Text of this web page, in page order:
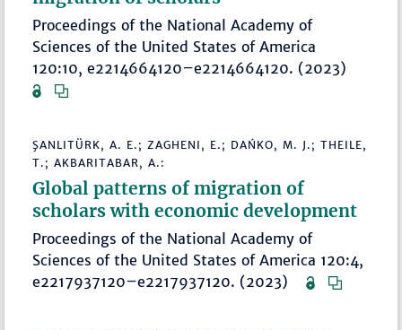
Proceedings of the National Academy of
Sciences of the United States of America
120:10, e2214664120–e2214664120. (2023)
ŞANLITÜRK, A. E.; ZAGHENI, E.; DAŃKO, M. J.; THEILE,
T.; AKBARITABAR, A.:
Global patterns of migration of
scholars with economic development
Proceedings of the National Academy of
Sciences of the United States of America 120:4,
e2217937120–e2217937120. (2023)